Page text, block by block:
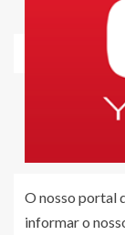
O nosso portal
informar o